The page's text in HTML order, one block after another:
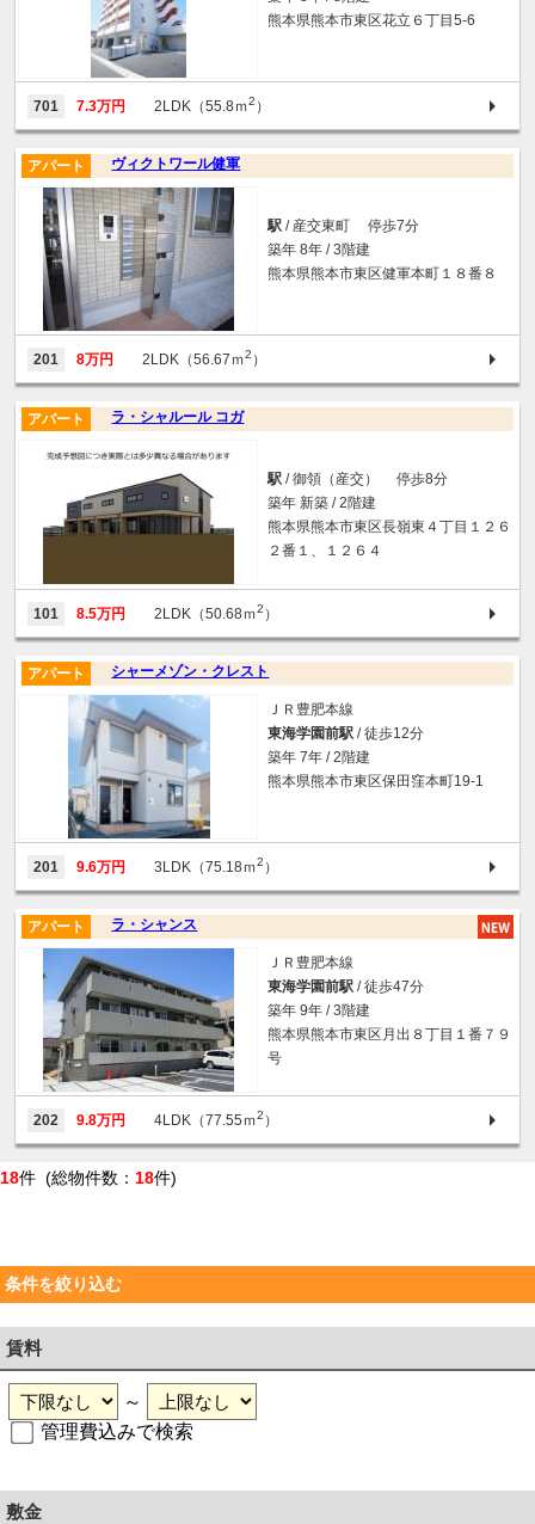
熊本県熊本市東区花立６丁目5-6
701 7.3万円 2LDK（55.8ｍ2 ）
ヴィクトワール健軍
アパート
駅 / 産交東町 停歩7分
築年 8年 / 3階建
熊本県熊本市東区健軍本町１８番８
201 8万円 2LDK（56.67ｍ2 ）
ラ・シャルール コガ
アパート
駅 / 御領（産交） 停歩8分
築年 新築 / 2階建
熊本県熊本市東区長嶺東４丁目１２６
２番１、１２６４
101 8.5万円 2LDK（50.68ｍ2 ）
シャーメゾン・クレスト
アパート
ＪＲ豊肥本線
東海学園前駅 / 徒歩12分
築年 7年 / 2階建
熊本県熊本市東区保田窪本町19-1
201 9.6万円 3LDK（75.18ｍ2 ）
ラ・シャンス
アパート
ＪＲ豊肥本線
東海学園前駅 / 徒歩47分
築年 9年 / 3階建
熊本県熊本市東区月出８丁目１番７９
号
202 9.8万円 4LDK（77.55ｍ2 ）
18件 (総物件数： 18件)
条件を絞り込む
賃料
～
管理費込みで検索
敷金